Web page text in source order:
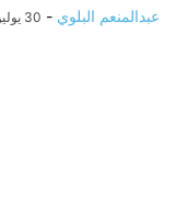
عبدالمنعم البلوي - 30 يوليو، 2026